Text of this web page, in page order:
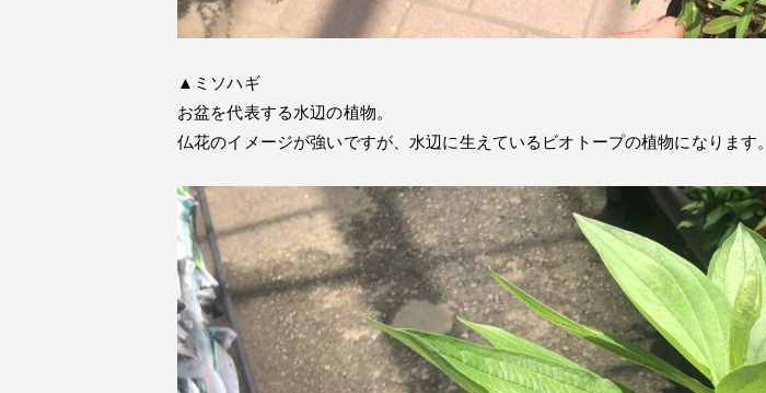
▲ミソハギ
お盆を代表する水辺の植物。
仏花のイメージが強いですが、水辺に生えているビオトープの植物になります。